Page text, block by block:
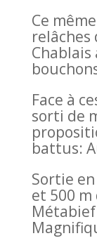
Ce
Chablais
Face à
sorti de
battus:
Sortie
et 500
Métabief